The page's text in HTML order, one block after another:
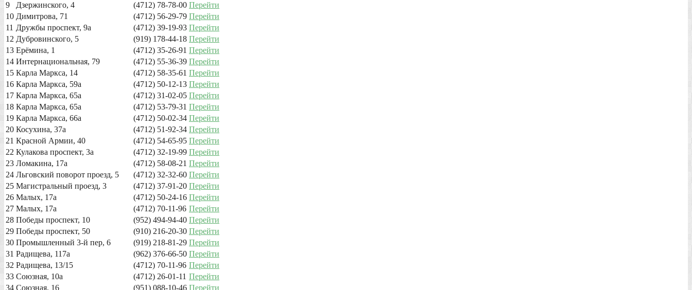
9
Дзержинского, 4 (4712) 78-78-00 Перейти
10 Димитрова, 71 (4712) 56-29-79 Перейти
11 Дружбы проспект, 9а (4712) 39-19-93 Перейти
12 Дубровинского, 5 (919) 178-44-18 Перейти
13 Ерёмина, 1 (4712) 35-26-91 Перейти
14 Интернациональная, 79 (4712) 55-36-39 Перейти
15 Карла Маркса, 14 (4712) 58-35-61 Перейти
16 Карла Маркса, 59а (4712) 50-12-13 Перейти
17 Карла Маркса, 65а (4712) 31-02-05 Перейти
18 Карла Маркса, 65а (4712) 53-79-31 Перейти
19 Карла Маркса, 66а (4712) 50-02-34 Перейти
20 Косухина, 37а (4712) 51-92-34 Перейти
21 Красной Армии, 40 (4712) 54-65-95 Перейти
22 Кулакова проспект, 3а (4712) 32-19-99 Перейти
23 Ломакина, 17а (4712) 58-08-21 Перейти
24 Льговский поворот проезд, 5 (4712) 32-32-60 Перейти
25 Магистральный проезд, 3 (4712) 37-91-20 Перейти
26 Малых, 17а (4712) 50-24-16 Перейти
27 Малых, 17а (4712) 70-11-96 Перейти
28 Победы проспект, 10 (952) 494-94-40 Перейти
29 Победы проспект, 50 (910) 216-20-30 Перейти
30 Промышленный 3-й пер, 6 (919) 218-81-29 Перейти
31 Радищева, 117а (962) 376-66-50 Перейти
32 Радищева, 13/15 (4712) 70-11-96 Перейти
33 Союзная, 10а (4712) 26-01-11 Перейти
34 Союзная, 16 (951) 088-10-46 Перейти